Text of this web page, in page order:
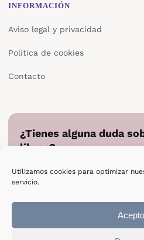
Utilizamos cookies para optimizar
servicio.
Acepto
INFORMACIÓN
Aviso legal y privacidad
Política de cookies
Contacto
¿Tienes alguna duda
libros?
directamente.
Escribir a